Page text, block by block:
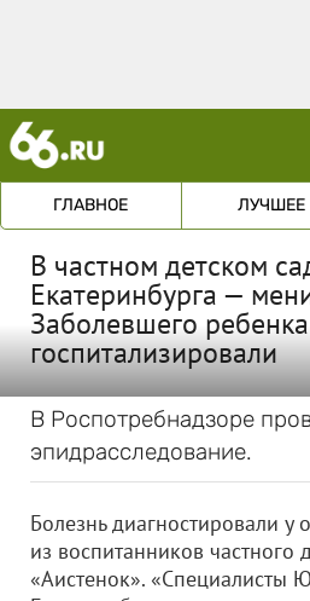
ГЛАВНОЕ ЛУЧШЕЕ
В частном детском
Екатеринбурга —
Заболевшего ребенка
госпитализировали
В Роспотребнадзоре
эпидрасследование.
Болезнь диагностировали у
из воспитанников частного
«Аистенок». «Специалисты